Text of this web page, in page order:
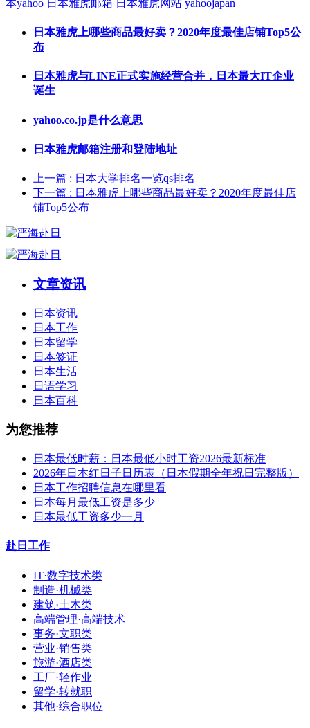
本yahoo 日本雅虎邮箱 日本雅虎网站 yahoojapan
日本雅虎上哪些商品最好卖？2020年度最佳店铺Top5公
布
日本雅虎与LINE正式实施经营合并，日本最大IT企业
诞生
yahoo.co.jp是什么意思
日本雅虎邮箱注册和登陆地址
上一篇 : 日本大学排名一览qs排名
下一篇 : 日本雅虎上哪些商品最好卖？2020年度最佳店
铺Top5公布
文章资讯
日本资讯
日本工作
日本留学
日本签证
日本生活
日语学习
日本百科
为您推荐
日本最低时薪：日本最低小时工资2026最新标准
2026年日本红日子日历表（日本假期全年祝日完整版）
日本工作招聘信息在哪里看
日本每月最低工资是多少
日本最低工资多少一月
赴日工作
IT·数字技术类
制造·机械类
建筑·土木类
高端管理·高端技术
事务·文职类
营业·销售类
旅游·酒店类
工厂·轻作业
留学·转就职
其他·综合职位